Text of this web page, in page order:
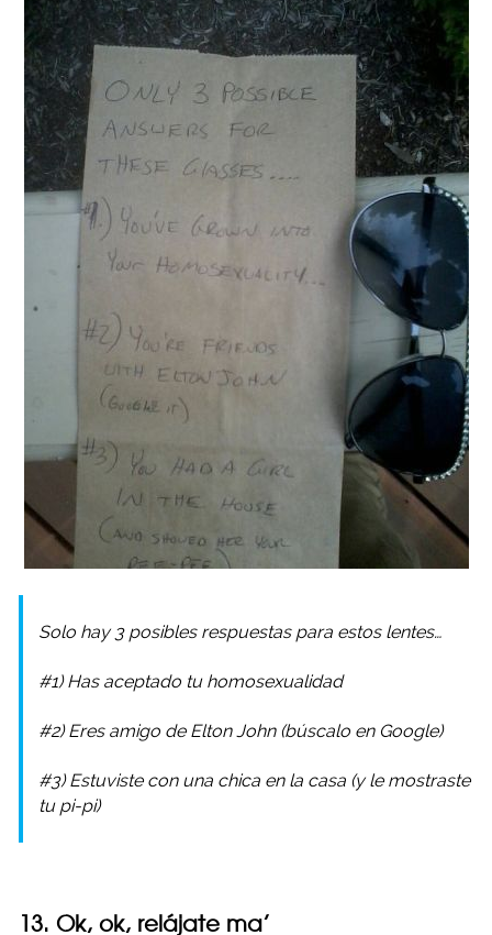
Solo hay 3 posibles respuestas para estos lentes…
#1) Has aceptado tu homosexualidad
#2) Eres amigo de Elton John (búscalo en Google)
#3) Estuviste con una chica en la casa (y le mostraste
tu pi-pi)
13. Ok, ok, relájate ma’